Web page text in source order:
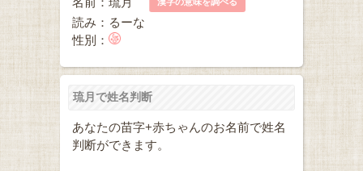
読み：るーな
性別：
琉月で姓名判断
あなたの苗字+赤ちゃんのお名前で姓名
判断ができます。